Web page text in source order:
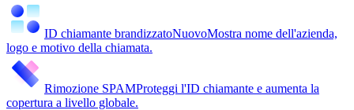
ID chiamante brandizzatoNuovoMostra nome dell'azienda,
logo e motivo della chiamata.
Rimozione SPAMProteggi l'ID chiamante e aumenta la
copertura a livello globale.